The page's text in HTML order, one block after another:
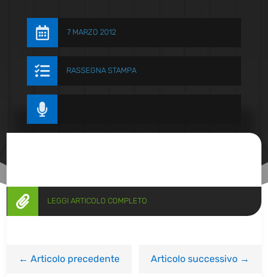
 7 MARZO 2012
 RASSEGNA STAMPA

 LEGGI ARTICOLO COMPLETO
←Articolo precedente Articolo successivo→